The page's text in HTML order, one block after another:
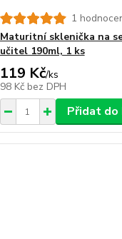
1
Maturitní sklenička na
učitel 190ml, 1 ks
119 Kč/ks
98 Kč bez DPH
Přidat do